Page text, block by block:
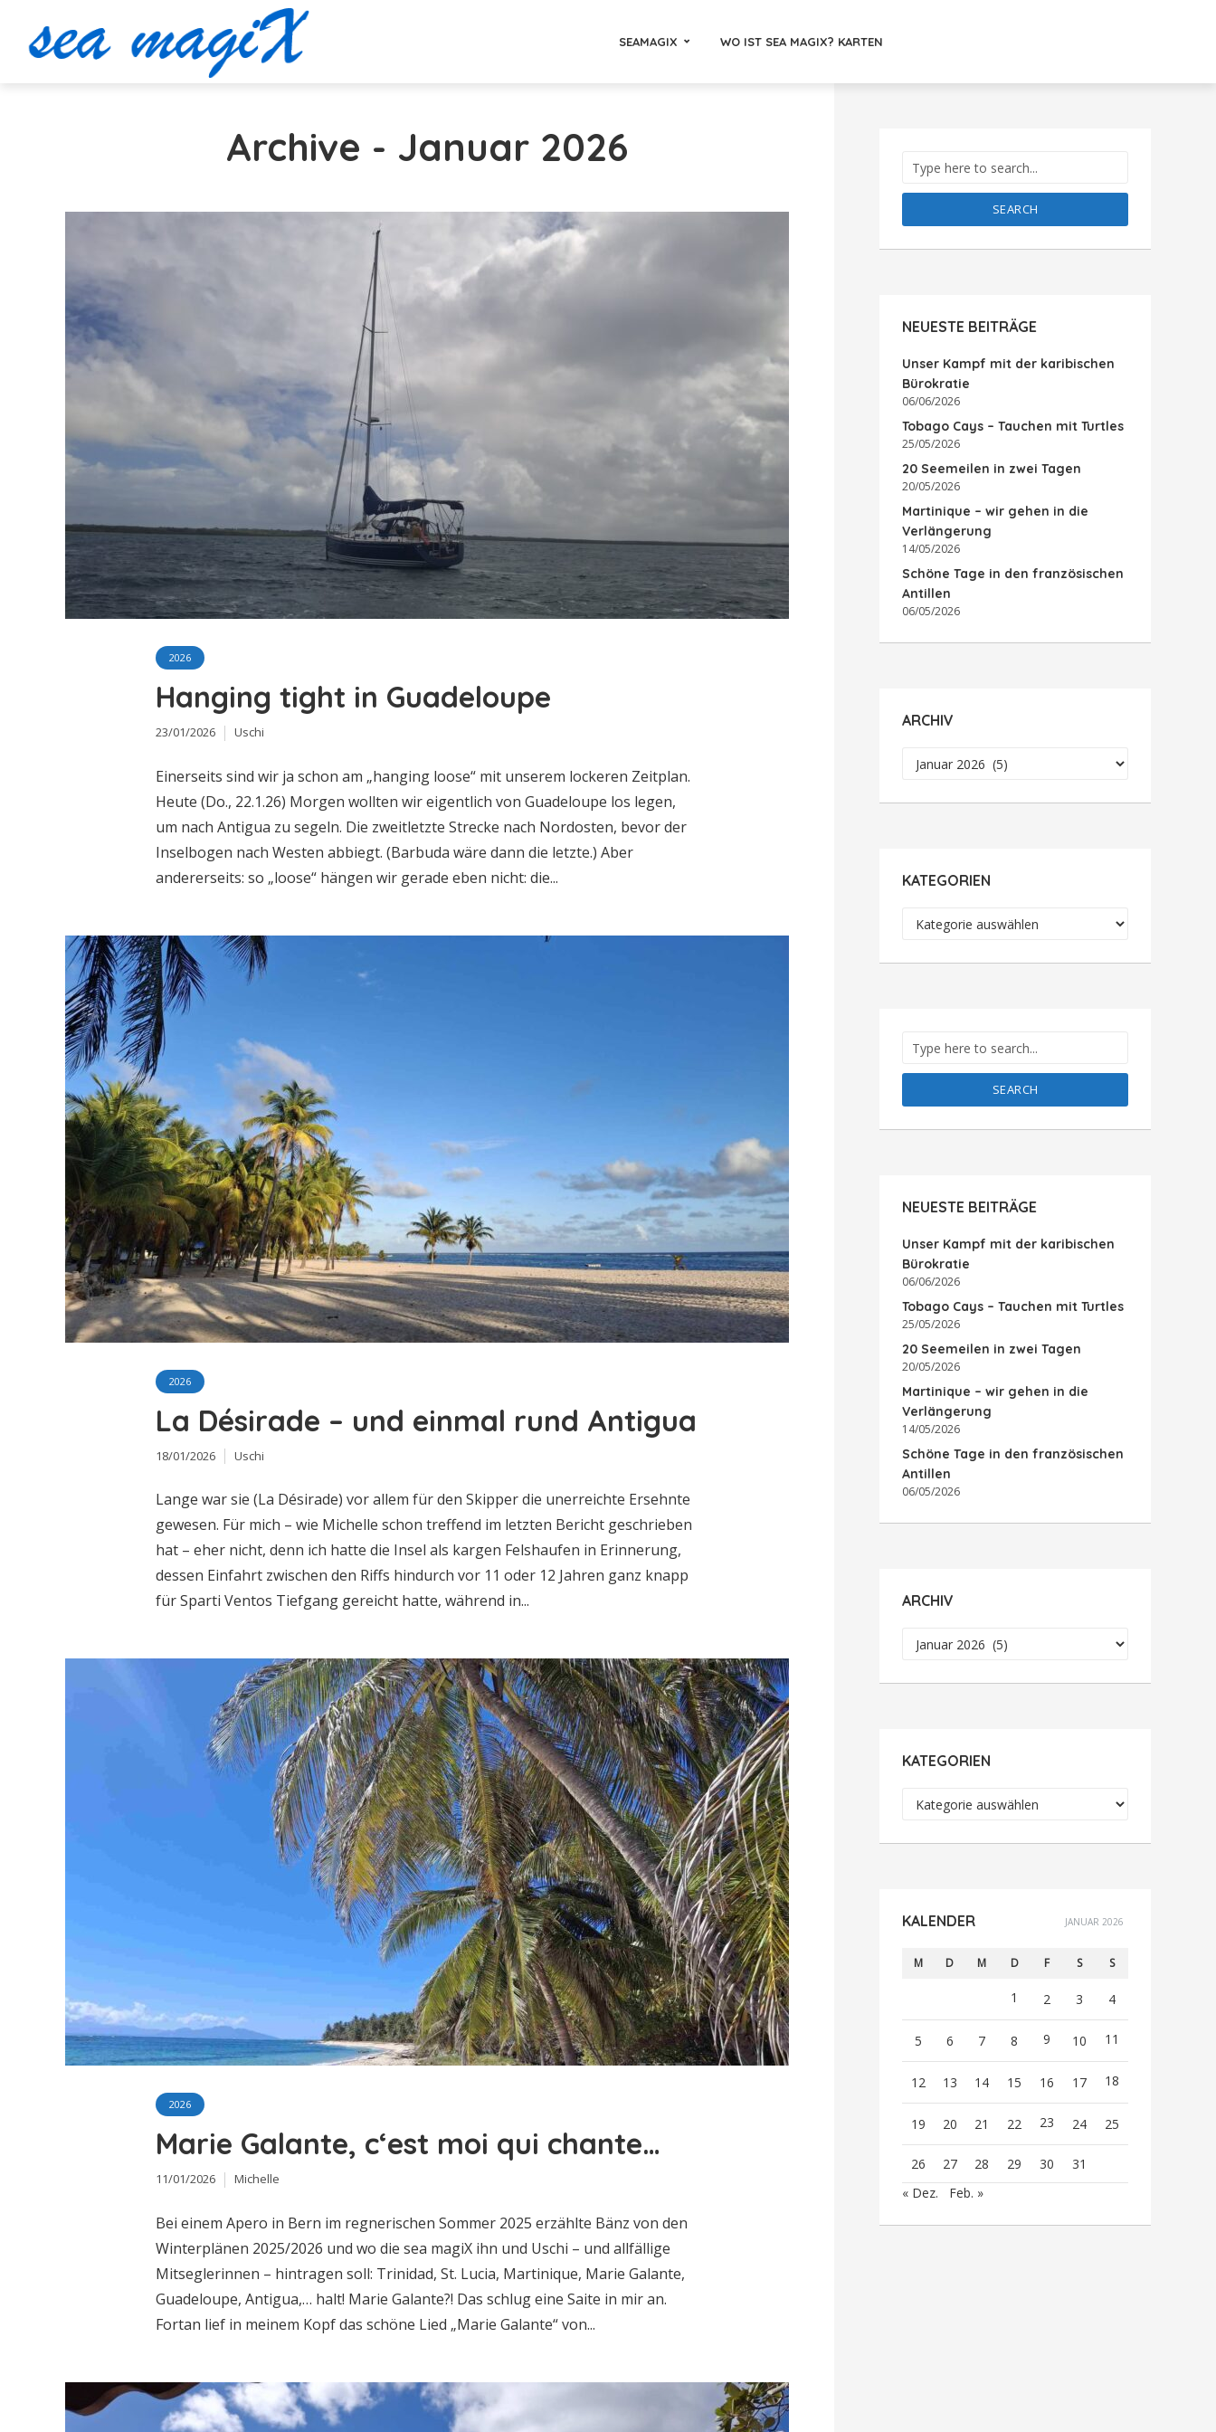
SEAMAGIX WO IST SEA MAGIX? KARTEN
Archive - Januar 2026
2026
Hanging tight in Guadeloupe
23/01/2026 Uschi
Einerseits sind wir ja schon am „hanging loose“ mit unserem lockeren Zeitplan.
Heute (Do., 22.1.26) Morgen wollten wir eigentlich von Guadeloupe los legen,
um nach Antigua zu segeln. Die zweitletzte Strecke nach Nordosten, bevor der
Inselbogen nach Westen abbiegt. (Barbuda wäre dann die letzte.) Aber
andererseits: so „loose“ hängen wir gerade eben nicht: die...
2026
La Désirade – und einmal rund Antigua
18/01/2026 Uschi
Lange war sie (La Désirade) vor allem für den Skipper die unerreichte Ersehnte
gewesen. Für mich – wie Michelle schon treffend im letzten Bericht geschrieben
hat – eher nicht, denn ich hatte die Insel als kargen Felshaufen in Erinnerung,
dessen Einfahrt zwischen den Riffs hindurch vor 11 oder 12 Jahren ganz knapp
für Sparti Ventos Tiefgang gereicht hatte, während in...
2026
Marie Galante, c‘est moi qui chante…
11/01/2026 Michelle
Bei einem Apero in Bern im regnerischen Sommer 2025 erzählte Bänz von den
Winterplänen 2025/2026 und wo die sea magiX ihn und Uschi – und allfällige
Mitseglerinnen – hintragen soll: Trinidad, St. Lucia, Martinique, Marie Galante,
Guadeloupe, Antigua,… halt! Marie Galante?! Das schlug eine Saite in mir an.
Fortan lief in meinem Kopf das schöne Lied „Marie Galante“ von...
SEARCH
NEUESTE BEITRÄGE
Unser Kampf mit der karibischen
Bürokratie
06/06/2026
Tobago Cays – Tauchen mit Turtles
25/05/2026
20 Seemeilen in zwei Tagen
20/05/2026
Martinique – wir gehen in die
Verlängerung
14/05/2026
Schöne Tage in den französischen
Antillen
06/05/2026
ARCHIV
Archiv
KATEGORIEN
SEARCH
NEUESTE BEITRÄGE
Unser Kampf mit der karibischen
Bürokratie
06/06/2026
Tobago Cays – Tauchen mit Turtles
25/05/2026
20 Seemeilen in zwei Tagen
20/05/2026
Martinique – wir gehen in die
Verlängerung
14/05/2026
Schöne Tage in den französischen
Antillen
06/05/2026
ARCHIV
Archiv
KATEGORIEN
KALENDER JANUAR 2026
M D M D F S S
1 2 3 4
5 6 7 8 9 10 11
12 13 14 15 16 17 18
19 20 21 22 23 24 25
26 27 28 29 30
31
« Dez.
Feb. »